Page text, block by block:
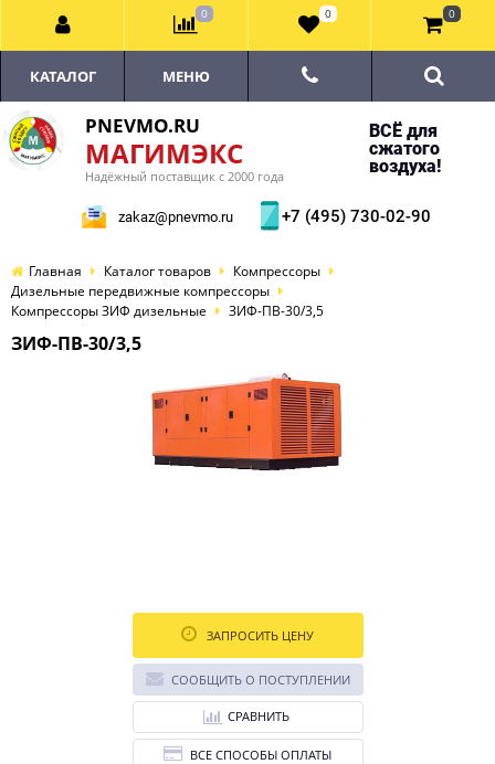
PNEVMO.RU
МАГИМЭКС
Надёжный поставщик с 2000 года
ВСЁ для
сжатого
воздуха!
zakaz@pnevmo.ru +7 (495) 730-02-90
КАТАЛОГ МЕНЮ
Главная Каталог товаров
Компрессоры
Дизельные передвижные компрессоры
Компрессоры ЗИФ дизельные
ЗИФ-ПВ-30/3,5
ЗИФ-ПВ-30/3,5
ЗАПРОСИТЬ ЦЕНУ
СООБЩИТЬ О ПОСТУПЛЕНИИ
СРАВНИТЬ
ВСЕ СПОСОБЫ ОПЛАТЫ
0 0 0